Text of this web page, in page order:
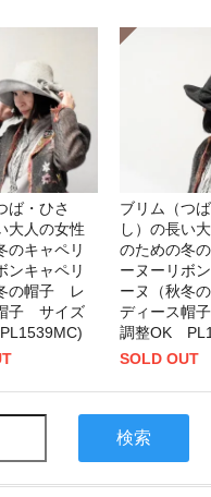
ば・ひさ
大人の女性
のキャペリ
ンキャペリ
の帽子 レ
子 サイズ
ブリム（つ
し）の長い
のための冬
ーヌーリボ
ーヌ（秋冬
ディース帽
調整OK
SOLD OUT
検索